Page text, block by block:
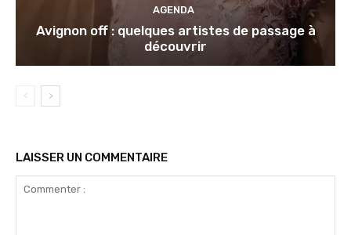
AGENDA
Avignon off : quelques artistes de passage à
découvrir
LAISSER UN COMMENTAIRE